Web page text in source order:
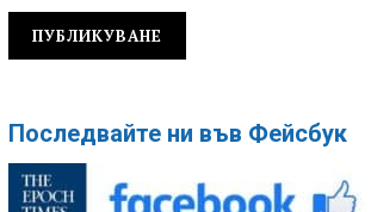
Последвайте ни във Фейсбук